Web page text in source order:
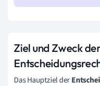
Ziel und Zweck
Das Hauptziel der